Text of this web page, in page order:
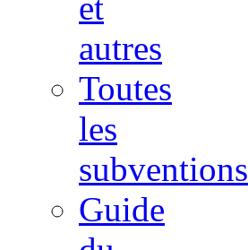
autres
Toutes
les
subventions
Guide